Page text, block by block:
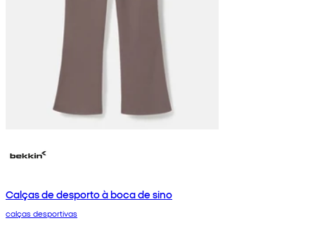
Calças de desporto à boca de sino
calças desportivas